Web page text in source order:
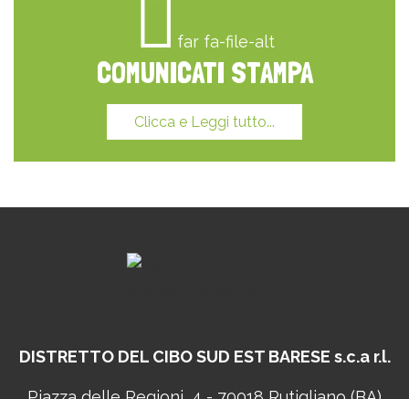
far fa-file-alt
COMUNICATI STAMPA
Clicca e Leggi tutto...
DISTRETTO DEL CIBOSUD EST BARESE s.c.a r.l.